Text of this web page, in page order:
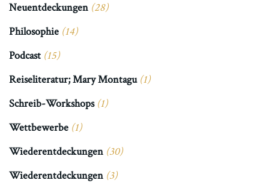
Neuentdeckungen (28)
Philosophie (14)
Podcast (15)
Reiseliteratur; Mary Montagu(1)
Schreib-Workshops(1)
Wettbewerbe (1)
Wiederentdeckungen (30)
Wiederentdeckungen (3)